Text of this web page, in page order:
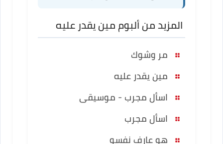
المزيد من ألبوم مين يقدر عليه
مر وشوك
مين يقدر عليه
اسأل مجرب - موسيقى
اسأل مجرب
هو عارف نفسو